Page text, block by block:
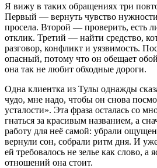
Я вижу в таких обращениях три
Первый — вернуть чувство
просела. Второй — проверить, есть
отклик. Третий — найти средство,
разговор, конфликт и уязвимость.
опасный, потому что он обещает
она так не любит обходные дороги.
Одна клиентка из Тулы однажды
чудо, мне надо, чтобы он снова
усталости». Эта фраза осталась со
гнаться за красивым названием, а
работу для неё самой: убрали
вернули сон, собрали ритм дня. И
ей требовалось не зелье как слово, а
отношений она стоит.